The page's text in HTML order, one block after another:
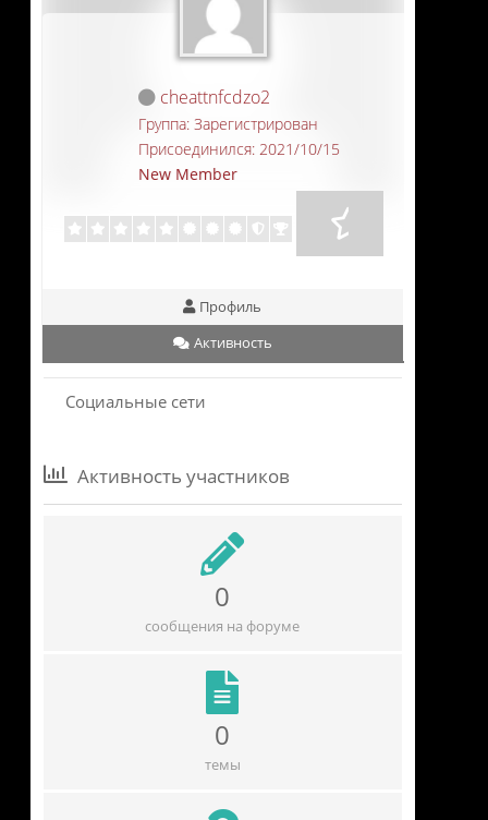
cheattnfcdzo2
Группа: Зарегистрирован
Присоединился: 2021/10/15
New Member
Профиль
Активность
Социальные сети
Активность участников
0
сообщения на форуме
0
темы